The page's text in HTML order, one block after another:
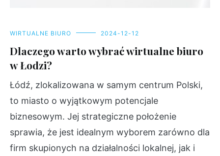
WIRTUALNE BIURO 2024-12-12
Dlaczego warto wybrać wirtualne biuro
w Łodzi?
Łódź, zlokalizowana w samym centrum Polski,
to miasto o wyjątkowym potencjale
biznesowym. Jej strategiczne położenie
sprawia, że jest idealnym wyborem zarówno dla
firm skupionych na działalności lokalnej, jak i